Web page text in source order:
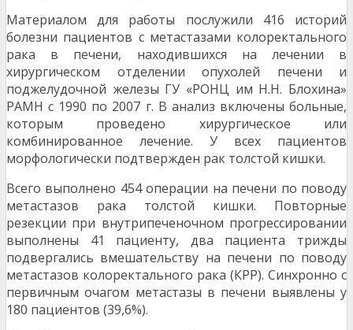
Материалом для работы послужили 416 историй
болезни пациентов с метастазами коло­ректального
рака в печени, находившихся на ле­чении в
хирургическом отделении опухолей пече­ни и
поджелудочной железы ГУ «РОНЦ им Н.Н. Блохина»
РАМН с 1990 по 2007 г. В анализ включены больные,
которым проведено хирурги­ческое или
комбинированное лечение. У всех па­циентов
морфологически подтвержден рак тол­стой кишки.
Всего выполнено 454 операции на печени по поводу
метастазов рака толстой кишки. По­вторные
резекции при внутрипеченочном про­грессировании
выполнены 41 пациенту, два па­циента трижды
подвергались вмешательству на печени по поводу
метастазов колоректального рака (КРР). Синхронно с
первичным очагом мета­стазы в печени выявлены у
180 пациентов (39,6%).